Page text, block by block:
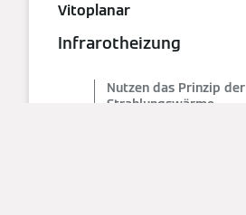
Vitoplanar
Infrarotheizung
Nutzen das Prinzip der
Strahlungswärme